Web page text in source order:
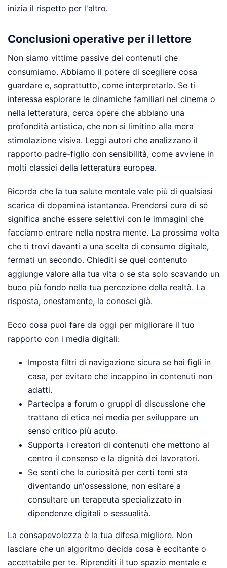
inizia il rispetto per l'altro.
Conclusioni operative per il lettore
Non siamo vittime passive dei contenuti che
consumiamo. Abbiamo il potere di scegliere cosa
guardare e, soprattutto, come interpretarlo. Se ti
interessa esplorare le dinamiche familiari nel cinema o
nella letteratura, cerca opere che abbiano una
profondità artistica, che non si limitino alla mera
stimolazione visiva. Leggi autori che analizzano il
rapporto padre-figlio con sensibilità, come avviene in
molti classici della letteratura europea.
Ricorda che la tua salute mentale vale più di qualsiasi
scarica di dopamina istantanea. Prendersi cura di sé
significa anche essere selettivi con le immagini che
facciamo entrare nella nostra mente. La prossima volta
che ti trovi davanti a una scelta di consumo digitale,
fermati un secondo. Chiediti se quel contenuto
aggiunge valore alla tua vita o se sta solo scavando un
buco più fondo nella tua percezione della realtà. La
risposta, onestamente, la conosci già.
Ecco cosa puoi fare da oggi per migliorare il tuo
rapporto con i media digitali:
Imposta filtri di navigazione sicura se hai figli in
casa, per evitare che incappino in contenuti non
adatti.
Partecipa a forum o gruppi di discussione che
trattano di etica nei media per sviluppare un
senso critico più acuto.
Supporta i creatori di contenuti che mettono al
centro il consenso e la dignità dei lavoratori.
Se senti che la curiosità per certi temi sta
diventando un'ossessione, non esitare a
consultare un terapeuta specializzato in
dipendenze digitali o sessualità.
La consapevolezza è la tua difesa migliore. Non
lasciare che un algoritmo decida cosa è eccitante o
accettabile per te. Riprenditi il tuo spazio mentale e